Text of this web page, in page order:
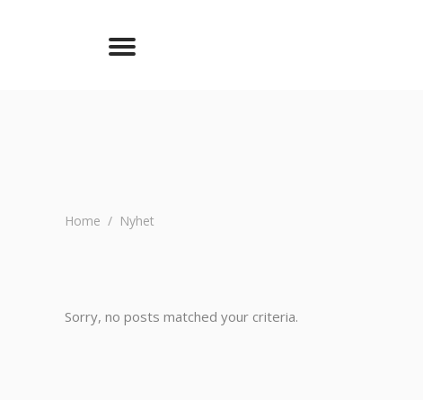
Home / Nyhet
Sorry, no posts matched your criteria.